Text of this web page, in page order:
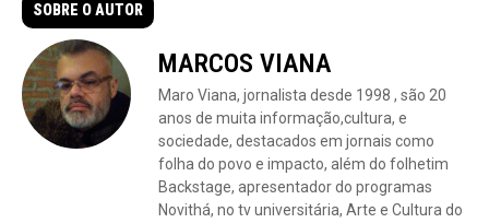
SOBRE O AUTOR
MARCOS VIANA
Maro Viana, jornalista desde 1998 , são 20
anos de muita informação,cultura, e
sociedade, destacados em jornais como
folha do povo e impacto, além do folhetim
Backstage, apresentador do programas
Novithá, no tv universitária, Arte e Cultura do